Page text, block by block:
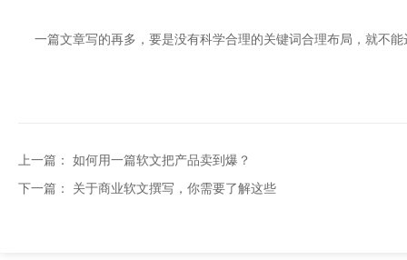
一篇文章写的再多，要是没有科学合理的关键词合理布局，就不
上一篇： 如何用一篇软文把产品卖到爆？
下一篇： 关于商业软文撰写，你需要了解这些